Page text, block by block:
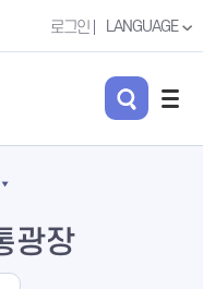
로그인 LANGUAGE
광장